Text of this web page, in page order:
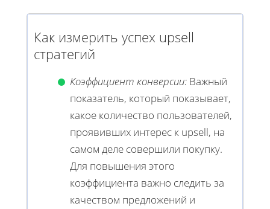
Как измерить успех upsell
стратегий
Коэффициент конверсии: Важный
показатель, который показывает,
какое количество пользователей,
проявивших интерес к upsell, на
самом деле совершили покупку.
Для повышения этого
коэффициента важно следить за
качеством предложений и